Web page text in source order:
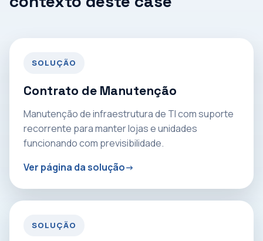
SOLUÇÃO
Contrato de Manutenção
Manutenção de infraestrutura de TI com suporte
recorrente para manter lojas e unidades
funcionando com previsibilidade.
Ver página da solução
SOLUÇÃO